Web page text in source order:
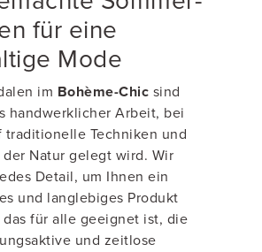
für eine
Mode
im Bohème-Chic sind
handwerklicher Arbeit, bei
traditionelle Techniken und
der Natur gelegt wird. Wir
Detail, um Ihnen ein
und langlebiges Produkt
für alle geeignet ist, die
und zeitlose